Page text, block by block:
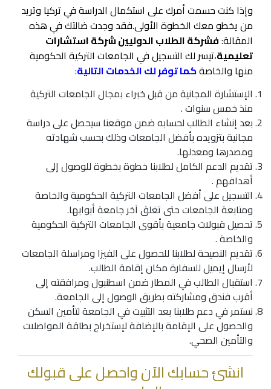
وإذا كنت حسمت أمرك على استكمال الدراسة في تركيا وتريد
من يخطو معك الخطوة الأولى.فقد وجدت ضالتك في هذه
المقالة:فشركة الطلاب الدوليين شركة استشارات
تعليمية،تيسر لك التسجيل في الجامعات التركية الحكومية
منها والخاصةكما توفر لك الخدمات التالية:
الإستشارة المجانية من قبل خبراء بمجال الجامعات التركية
منذ خمس سنوات .
بعد إنشاء الطالب لحسابه ضمن موقعنا سيحصل على دراسة
مجانية بتزويده بأفضل الجامعات وذلك بحسب شهادته
ومصدرها ومعدلها.
تقديم الدعم الكامل لطلابنا خطوة بخطوة للوصول إلى
أهدافهم .
التسجيل على أفضل الجامعات التركية الحكومية والخاصة
ومتابعة الجامعات حتى تغلق آخر جامعة أبوابها.
تحصيل قبولات جامعية بأقوى الجامعات التركية الحكومية
والخاصة .
تقديم النصيحة لطلابنا للحصول على الفيزا ومراسلة الجامعات
لأرسال إيميل للسفارة مكان إقامة الطالب.
استقبال الطالب في المطار ضمن اسطنبول ومرافقته إلى
أقرب فندق ومشاركته بطريق الوصول إلى الجامعة.
نستمر في دعم طلابنا بعد التثبيت في الجامعة لتأمين السكن
والحصول على الإقامة بالإضافة لإستخراج بطاقة المواصلات
والتأمين الصحي.
انشئ حسابك الآن واحصل على قبولك